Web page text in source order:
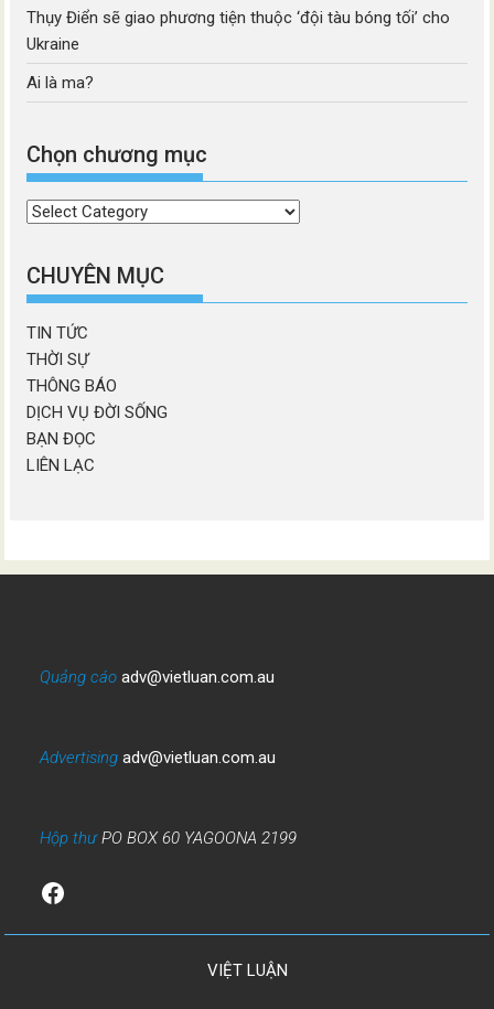
Thụy Điển sẽ giao phương tiện thuộc ‘đội tàu bóng tối’ cho
Ukraine
Ai là ma?
Chọn chương mục
Chọn
mục
CHUYÊN MỤC
TIN TỨC
THỜI SỰ
THÔNG BÁO
DỊCH VỤ ĐỜI SỐNG
BẠN ĐỌC
LIÊN LẠC
Quảng cáo adv@vietluan.com.au
Advertising adv@vietluan.com.au
Hộp thưPO BOX 60 YAGOONA 2199
Facebook
VIỆT LUẬN